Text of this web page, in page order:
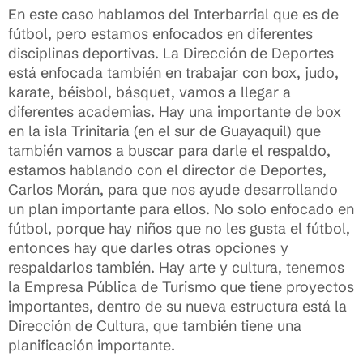
En este caso hablamos del Interbarrial que es de
fútbol, pero estamos enfocados en diferentes
disciplinas deportivas. La Dirección de Deportes
está enfocada también en trabajar con box, judo,
karate, béisbol, básquet, vamos a llegar a
diferentes academias. Hay una importante de box
en la isla Trinitaria (en el sur de Guayaquil) que
también vamos a buscar para darle el respaldo,
estamos hablando con el director de Deportes,
Carlos Morán, para que nos ayude desarrollando
un plan importante para ellos. No solo enfocado en
fútbol, porque hay niños que no les gusta el fútbol,
entonces hay que darles otras opciones y
respaldarlos también. Hay arte y cultura, tenemos
la Empresa Pública de Turismo que tiene proyectos
importantes, dentro de su nueva estructura está la
Dirección de Cultura, que también tiene una
planificación importante.